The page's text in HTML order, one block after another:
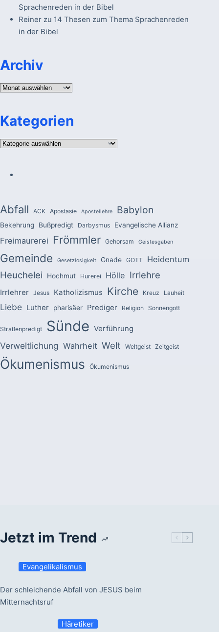
Sprachenreden in der Bibel
Reinerzu 14 Thesen zum Thema Sprachenreden
in der Bibel
Archiv
Archiv
Kategorien
Kategorien
Abfall ACK Apostasie Apostellehre Babylon
Bekehrung Bußpredigt Darbysmus Evangelische Allianz
Freimaurerei Frömmler Gehorsam Geistesgaben
Gemeinde Gesetzlosigkeit Gnade GOTT Heidentum
Heuchelei Hochmut Hurerei Hölle Irrlehre
Irrlehrer Jesus Katholizismus Kirche Kreuz Lauheit
Liebe Luther pharisäer Prediger Religion Sonnengott
Straßenpredigt Sünde Verführung
Verweltlichung Wahrheit Welt Weltgeist Zeitgeist
Ökumenismus Ökumenismus
Jetzt im Trend
Evangelikalismus
Der schleichende Abfall von JESUS beim
Mitternachtsruf
Häretiker